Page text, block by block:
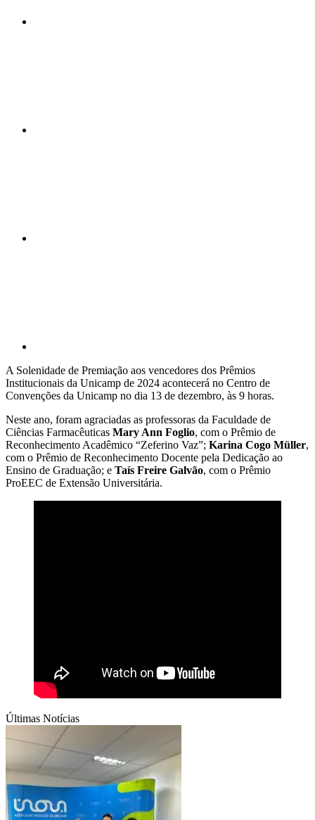
A Solenidade de Premiação aos vencedores dos Prêmios
Institucionais da Unicamp de 2024 acontecerá no Centro de
Convenções da Unicamp no dia 13 de dezembro, às 9 horas.
Neste ano, foram agraciadas as professoras da Faculdade de
Ciências Farmacêuticas Mary Ann Foglio, com o Prêmio de
Reconhecimento Acadêmico “Zeferino Vaz”; Karina Cogo Müller,
com o Prêmio de Reconhecimento Docente pela Dedicação ao
Ensino de Graduação; e Taís Freire Galvão, com o Prêmio
ProEEC de Extensão Universitária.
Últimas Notícias